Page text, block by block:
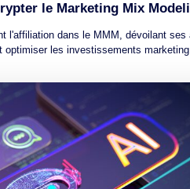
le Marketing Mix
l'affiliation dans le MMM, dévoilant ses
optimiser les investissements